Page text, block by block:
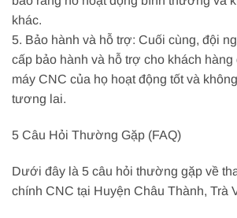
khác.
5. Bảo hành và hỗ trợ: Cuối cùng, đội
cấp bảo hành và hỗ trợ cho khách hàng
máy CNC của họ hoạt động tốt và
tương lai.
5 Câu Hỏi Thường Gặp (FAQ)
Dưới đây là 5 câu hỏi thường gặp về
chính CNC tại Huyện Châu Thành, Trà